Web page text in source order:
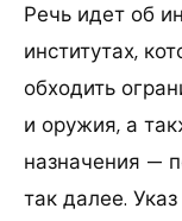
Речь идет об
институтах,
обходить
и оружия, а
назначения —
так далее.